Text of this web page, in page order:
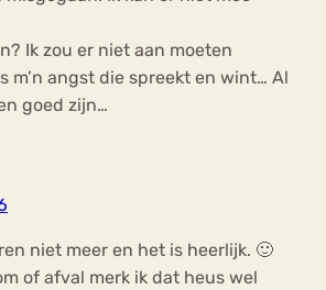
Ik zou er niet aan moeten
m’n angst die spreekt en wint… Al
goed zijn…
niet meer en het is heerlijk. 🙂
of afval merk ik dat heus wel